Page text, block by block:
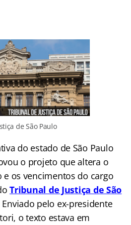
de São Paulo
do estado de São Paulo
o projeto que altera o
os vencimentos do cargo
Tribunal de Justiça de São
Enviado pelo ex-presidente
o texto estava em